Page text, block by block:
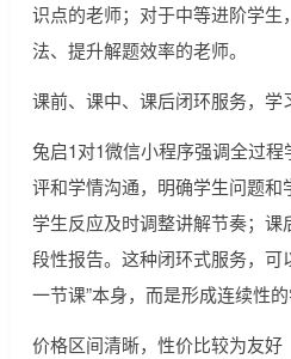
识点的老师；对于中等进阶学生
法、提升解题效率的老师。
课前、课中、课后闭环服务，学
兔启1对1微信小程序强调全过
评和学情沟通，明确学生问题
学生反应及时调整讲解节奏；
段性报告。这种闭环式服务，可
一节课”本身，而是形成连续性的
价格区间清晰，性价比较为友好